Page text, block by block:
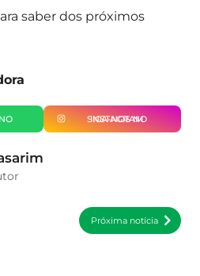
saber dos próximos
SIGA-NOS NO INSTAGRAM
Próxima notícia